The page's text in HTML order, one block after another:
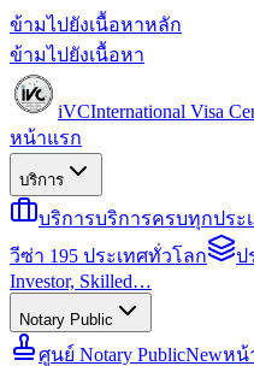
ข้ามไปยังเนื้อหาหลัก
ข้ามไปยังเนื้อหา
iVCInternational Visa
หน้าแรก
บริการ
บริการบริการครบทุกประ
วีซ่า 195 ประเทศทั่วโลก
ป
Investor, Skilled…
Notary Public
ศูนย์ Notary PublicNewหน้